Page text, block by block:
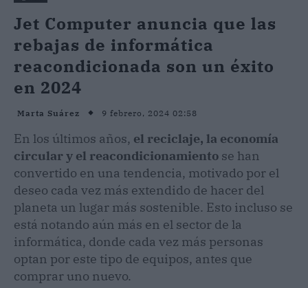
Jet Computer anuncia que las
rebajas de informática
reacondicionada son un éxito
en 2024
Marta Suárez 9 febrero, 2024 02:58
En los últimos años, el reciclaje, la economía
circular y el reacondicionamiento se han
convertido en una tendencia, motivado por el
deseo cada vez más extendido de hacer del
planeta un lugar más sostenible. Esto incluso se
está notando aún más en el sector de la
informática, donde cada vez más personas
optan por este tipo de equipos, antes que
comprar uno nuevo.